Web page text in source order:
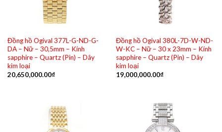
Đồng hồ Ogival 377L-G-ND-G-
DA – Nữ – 30,5mm – Kính
sapphire – Quartz (Pin) – Dây
kim loại
20,650,000.00₫
Đồng hồ Ogival 380L-7D-W-ND-
W-KC – Nữ – 30 x 23mm – Kính
sapphire – Quartz (Pin) – Dây
kim loại
19,000,000.00₫